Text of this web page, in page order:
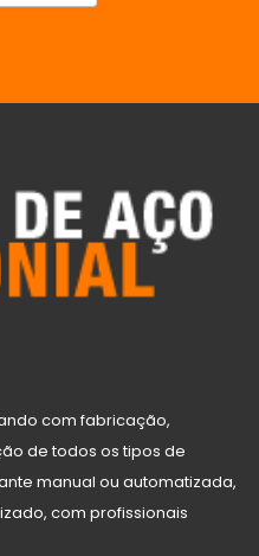
com fabricação,
de todos os tipos de
manual ou automatizada,
com profissionais